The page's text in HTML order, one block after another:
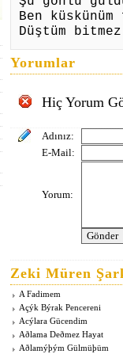
Ben
Düştüm
Yorumlar
Hiç Yorum
Adınız:
E-Mail:
Yorum:
Zeki Müren
A Fadimem
Açýk Býrak Pencereni
Acýlara Gücendim
Aðlama Deðmez Hayat
Aðlamýþým Gülmüþüm